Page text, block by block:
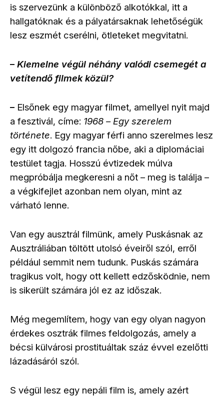
is szervezünk a különböző alkotókkal, itt a
hallgatóknak és a pályatársaknak lehetőségük
lesz eszmét cserélni, ötleteket megvitatni.
– Kiemelne végül néhány valódi csemegét a
vetítendő filmek közül?
– Elsőnek egy magyar filmet, amellyel nyit majd
a fesztivál, címe: 1968 – Egy szerelem
története. Egy magyar férfi anno szerelmes lesz
egy itt dolgozó francia nőbe, aki a diplomáciai
testület tagja. Hosszú évtizedek múlva
megpróbálja megkeresni a nőt – meg is találja –
a végkifejlet azonban nem olyan, mint az
várható lenne.
Van egy ausztrál filmünk, amely Puskásnak az
Ausztráliában töltött utolsó éveiről szól, erről
például semmit nem tudunk. Puskás számára
tragikus volt, hogy ott kellett edzősködnie, nem
is sikerült számára jól ez az időszak.
Még megemlítem, hogy van egy olyan nagyon
érdekes osztrák filmes feldolgozás, amely a
bécsi külvárosi prostituáltak száz évvel ezelőtti
lázadásáról szól.
S végül lesz egy nepáli film is, amely azért